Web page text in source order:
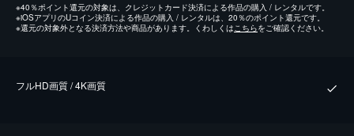
※40％ポイント還元の対象は、クレジットカード決済による作品の購入 / レンタルです。
※iOSアプリのUコイン決済による作品の購入 / レンタルは、20％のポイント還元です。
※還元の対象外となる決済方法や商品があります。くわしくはこちらをご確認ください。
フルHD画質 / 4K画質